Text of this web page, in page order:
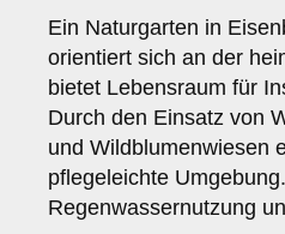
Ein Naturgarten in
orientiert sich an der
bietet Lebensraum für
Durch den Einsatz von
und Wildblumenwiesen
pflegeleichte
Regenwassernutzung